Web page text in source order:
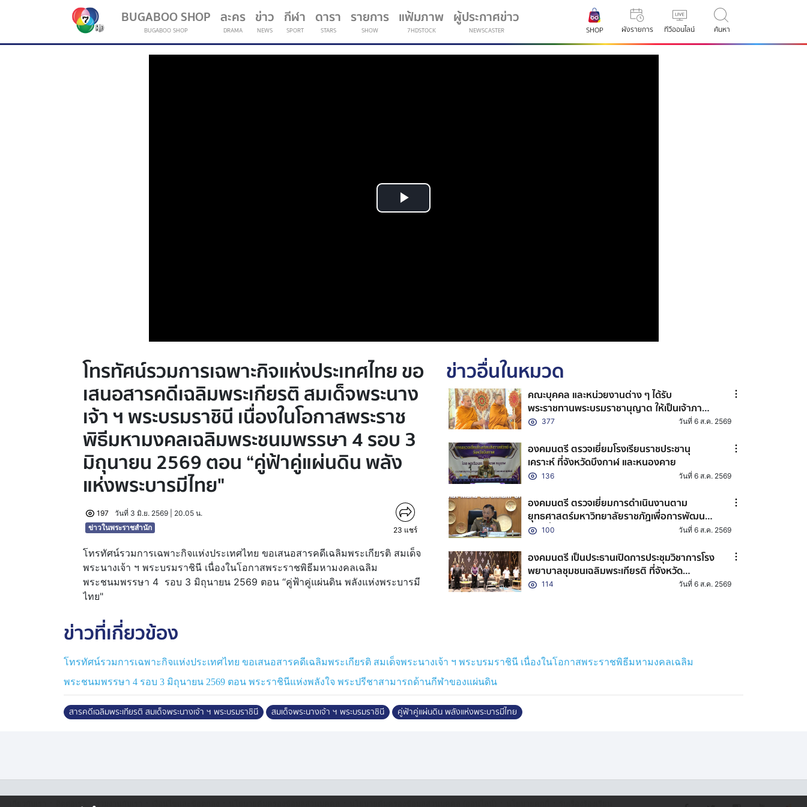
BUGABOO SHOP
BUGABOO SHOP
ละคร
DRAMA
ข่าว
NEWS
กีฬา
SPORT
(current)
ดารา
STARS
รายการ
SHOW
แฟ้มภาพ
7HDSTOCK
ผู้ประกาศข่าว
NEWSCASTER SHOP ผังรายการ ทีวีออนไลน์ ค้นหา
Play
โทรทัศน์รวมการเฉพาะกิจแห่งประเทศไทย ขอ
เสนอสารคดีเฉลิมพระเกียรติ สมเด็จพระนาง
เจ้า ฯ พระบรมราชินี เนื่องในโอกาสพระราช
พิธีมหามงคลเฉลิมพระชนมพรรษา 4 รอบ 3
มิถุนายน 2569 ตอน “คู่ฟ้าคู่แผ่นดิน พลัง
แห่งพระบารมีไทย"
197
วันที่ 3 มิ.ย. 2569 | 20.05 น.
ข่าวในพระราชสำนัก
23 แชร์
โทรทัศน์รวมการเฉพาะกิจแห่งประเทศไทย ขอเสนอสารคดีเฉลิมพระเกียรติ สมเด็จ
พระนางเจ้า ฯ พระบรมราชินี เนื่องในโอกาสพระราชพิธีมหามงคลเฉลิม
พระชนมพรรษา 4 รอบ 3 มิถุนายน 2569 ตอน “คู่ฟ้าคู่แผ่นดิน พลังแห่งพระบารมี
ไทย"
ข่าวอื่นในหมวด
คณะบุคคล และหน่วยงานต่าง ๆ ได้รับ
พระราชทานพระบรมราชานุญาต ให้เป็นเจ้าภาพ
ในการบำเพ็ญกุศลถวายพระบรมศพ สมเด็จ
ราชชนนีพันปีหลวง
377 วันที่ 6 ส.ค. 2569
องคมนตรี ตรวจเยี่ยมโรงเรียนราชประชานุ
เคราะห์ ที่จังหวัดบึงกาฬ และหนองคาย
136 วันที่ 6 ส.ค. 2569
องคมนตรี ตรวจเยี่ยมการดำเนินงานตาม
ยุทธศาสตร์มหาวิทยาลัยราชภัฏเพื่อการพัฒนา
ท้องถิ่น ประจำปี 2569 ณ มหาวิทยาลัยราชภัฏ
100 วันที่ 6 ส.ค. 2569
องคมนตรี เป็นประธานเปิดการประชุมวิชาการโรง
พยาบาลชุมชนเฉลิมพระเกียรติ ที่จังหวัด
นครพนม
114 วันที่ 6 ส.ค. 2569
ข่าวที่เกี่ยวข้อง
โทรทัศน์รวมการเฉพาะกิจแห่งประเทศไทย ขอเสนอสารคดีเฉลิมพระเกียรติ สมเด็จพระนางเจ้า ฯ พระบรมราชินี เนื่องในโอกาสพระราชพิธีมหามงคลเฉลิม
พระชนมพรรษา 4 รอบ 3 มิถุนายน 2569 ตอน พระราชินีแห่งพลังใจ พระปรีชาสามารถด้านกีฬาของแผ่นดิน
สารคดีเฉลิมพระเกียรติ สมเด็จพระนางเจ้า ฯ พระบรมราชินี สมเด็จพระนางเจ้า ฯ พระบรมราชินี คู่ฟ้าคู่แผ่นดิน พลังแห่งพระบารมีไทย